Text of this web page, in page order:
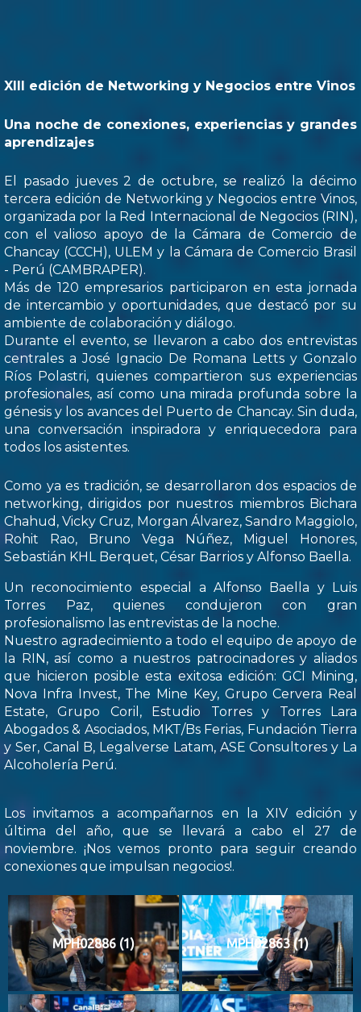
XIII edición de Networking y Negocios entre Vinos
Una noche de conexiones, experiencias y grandes
aprendizajes
El pasado jueves 2 de octubre, se realizó la décimo
tercera edición de Networking y Negocios entre Vinos,
organizada por la Red Internacional de Negocios (RIN),
con el valioso apoyo de la Cámara de Comercio de
Chancay (CCCH), ULEM y la Cámara de Comercio Brasil
- Perú (CAMBRAPER).
Más de 120 empresarios participaron en esta jornada
de intercambio y oportunidades, que destacó por su
ambiente de colaboración y diálogo.
Durante el evento, se llevaron a cabo dos entrevistas
centrales a José Ignacio De Romana Letts y Gonzalo
Ríos Polastri, quienes compartieron sus experiencias
profesionales, así como una mirada profunda sobre la
génesis y los avances del Puerto de Chancay. Sin duda,
una conversación inspiradora y enriquecedora para
todos los asistentes.
Como ya es tradición, se desarrollaron dos espacios de
networking, dirigidos por nuestros miembros Bichara
Chahud, Vicky Cruz, Morgan Álvarez, Sandro Maggiolo,
Rohit Rao, Bruno Vega Núñez, Miguel Honores,
Sebastián KHL Berquet, César Barrios y Alfonso Baella.
Un reconocimiento especial a Alfonso Baella y Luis
Torres Paz, quienes condujeron con gran
profesionalismo las entrevistas de la noche.
Nuestro agradecimiento a todo el equipo de apoyo de
la RIN, así como a nuestros patrocinadores y aliados
que hicieron posible esta exitosa edición: GCI Mining,
Nova Infra Invest, The Mine Key, Grupo Cervera Real
Estate, Grupo Coril, Estudio Torres y Torres Lara
Abogados & Asociados, MKT/Bs Ferias, Fundación Tierra
y Ser, Canal B, Legalverse Latam, ASE Consultores y La
Alcoholería Perú.
Los invitamos a acompañarnos en la XIV edición y
última del año, que se llevará a cabo el 27 de
noviembre. ¡Nos vemos pronto para seguir creando
conexiones que impulsan negocios!.
MPH02886 (1) MPH02863 (1)